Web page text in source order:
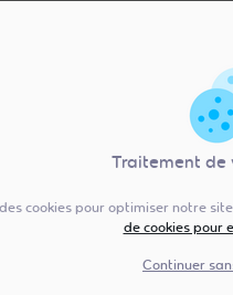
Traitement de
cookies pour optimiser notre
de cookies pour
Continuer
Val de Loire (92)